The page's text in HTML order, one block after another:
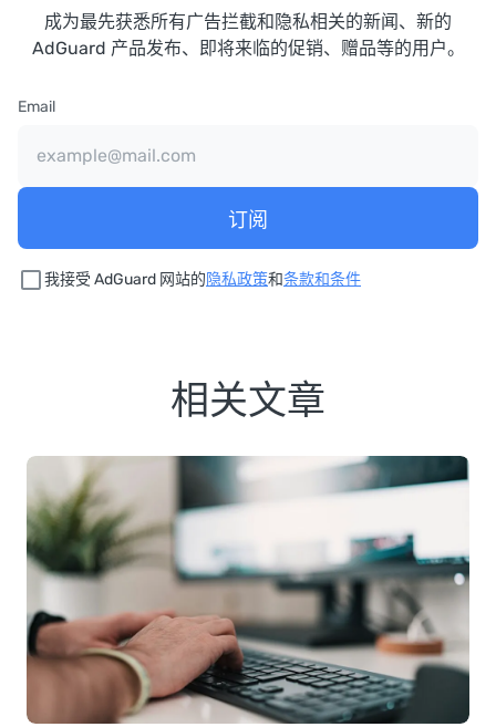
成为最先获悉所有广告拦截和隐私相关的新闻、新的
AdGuard 产品发布、即将来临的促销、赠品等的用户。
Email
订阅
我接受 AdGuard 网站的隐私政策和条款和条件
相关文章